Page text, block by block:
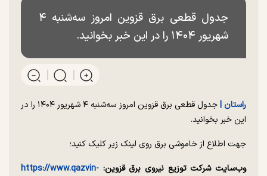
جدول قطعی برق قزوین امروز سه‌شنبه ۴
شهریور ۱۴۰۴ را در این خبر بخوانید.
راستان |
جدول قطعی برق قزوین امروز سه‌شنبه ۴ شهریور ۱۴۰۴ را در
این خبر بخوانید.
جهت اطلاع از خاموشی برق روی لینک زیر کلیک کنید؛
وب‌سایت شرکت توزیع نیروی برق قزوین: https://www.qazvin-